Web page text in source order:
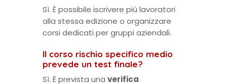
Sì. È possibile iscrivere più lavoratori
alla stessa edizione o organizzare
corsi dedicati per gruppi aziendali.
Il corso rischio specifico medio
prevede un test finale?
Sì. È prevista una verifica